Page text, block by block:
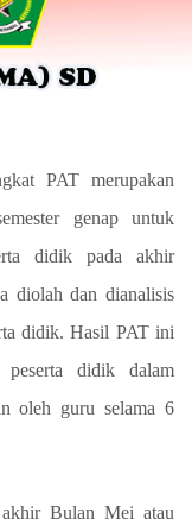
PAT merupakan
genap untuk
didik pada akhir
diolah dan dianalisis
didik. Hasil PAT ini
peserta didik dalam
oleh guru selama 6
akhir Bulan Mei atau